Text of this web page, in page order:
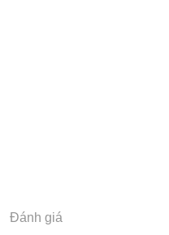
Đánh giá